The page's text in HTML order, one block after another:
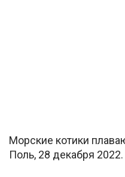
Морские котики
Поль, 28 декабря